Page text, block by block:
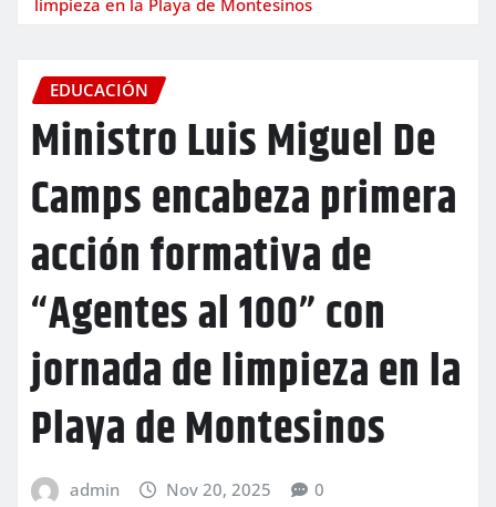
EDUCACIÓN
Ministro Luis Miguel De
Camps encabeza primera
acción formativa de
“Agentes al 100” con
jornada de limpieza en la
Playa de Montesinos
admin Nov 20, 2025 0